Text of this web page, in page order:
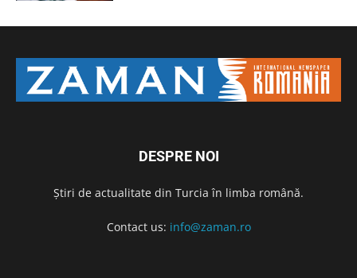
DESPRE NOI
Știri de actualitate din Turcia în limba română.
Contact us: info@zaman.ro